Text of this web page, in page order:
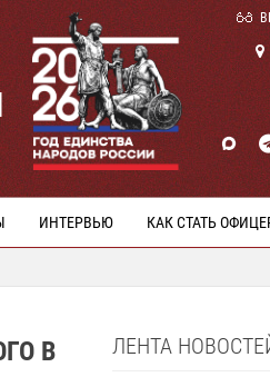
ИНТЕРВЬЮ КАК СТАТЬ
В
ЛЕНТА